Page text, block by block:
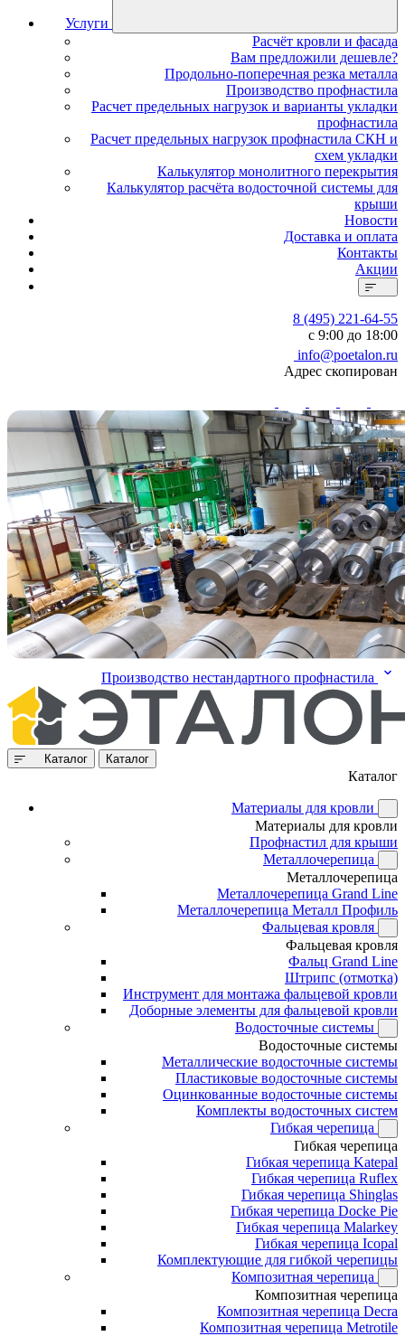
Услуги
Расчёт кровли и фасада
Вам предложили дешевле?
Продольно-поперечная резка металла
Производство профнастила
Расчет предельных нагрузок и варианты укладки
профнастила
Расчет предельных нагрузок профнастила СКН и
схем укладки
Калькулятор монолитного перекрытия
Калькулятор расчёта водосточной системы для
крыши
Новости
Доставка и оплата
Контакты
Акции
8 (495) 221-64-55
с 9:00 до 18:00
info@poetalon.ru
Адрес скопирован
Производство нестандартного профнастила
Каталог Каталог
Каталог
Материалы для кровли
Материалы для кровли
Профнастил для крыши
Металлочерепица
Металлочерепица
Металлочерепица Grand Line
Металлочерепица Металл Профиль
Фальцевая кровля
Фальцевая кровля
Фальц Grand Line
Штрипс (отмотка)
Инструмент для монтажа фальцевой кровли
Доборные элементы для фальцевой кровли
Водосточные системы
Водосточные системы
Металлические водосточные системы
Пластиковые водосточные системы
Оцинкованные водосточные системы
Комплекты водосточных систем
Гибкая черепица
Гибкая черепица
Гибкая черепица Katepal
Гибкая черепица Ruflex
Гибкая черепица Shinglas
Гибкая черепица Docke Pie
Гибкая черепица Malarkey
Гибкая черепица Icopal
Комплектующие для гибкой черепицы
Композитная черепица
Композитная черепица
Композитная черепица Decra
Композитная черепица Metrotile